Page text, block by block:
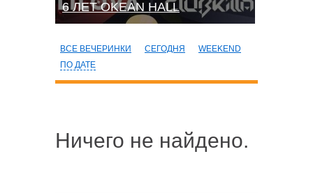
6 ЛЕТ OKEAN HALL
ВСЕ ВЕЧЕРИНКИ СЕГОДНЯ
WEEKEND
ПО ДАТЕ
Ничего не найдено.